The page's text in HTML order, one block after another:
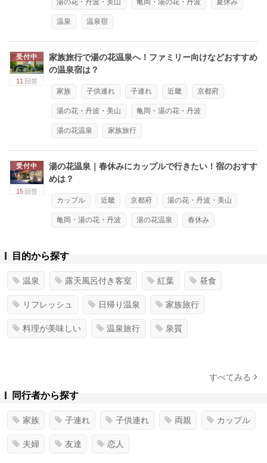
湯の花・丹波・美山 亀岡・湯の花・丹波 夏休み
温泉 温泉宿
受付中
11 回答
家族旅行で湯の花温泉へ！ファミリー向けなどおすすめ
の温泉宿は？
家族 子供連れ 子連れ 近畿 京都府
湯の花・丹波・美山 亀岡・湯の花・丹波
湯の花温泉 家族旅行
受付中
15 回答
湯の花温泉｜春休みにカップルで行きたい！宿のおすす
めは？
カップル 近畿 京都府 湯の花・丹波・美山
亀岡・湯の花・丹波 湯の花温泉 春休み
目的から探す
温泉 露天風呂付き客室 紅葉 昼食
リフレッシュ 日帰り温泉 家族旅行
料理が美味しい 温泉旅行 泉質
すべてみる
同行者から探す
家族 子連れ 子供連れ 両親 カップル
夫婦 友達 恋人